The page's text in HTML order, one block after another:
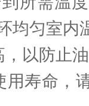
均匀室内
以防止
用寿命，